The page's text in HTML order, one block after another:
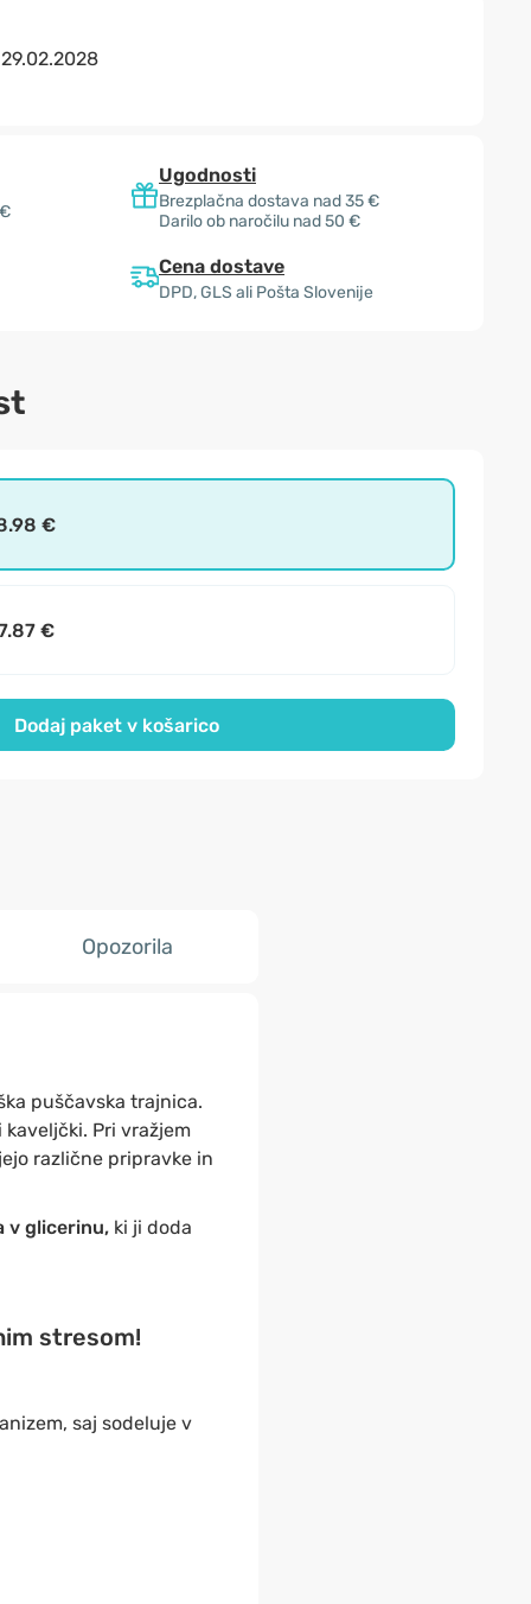
29.02.2028
Ugodnosti
Brezplačna dostava nad 35 €
Darilo ob naročilu nad 50 €
Cena dostave
DPD, GLS ali Pošta Slovenije
€
€
Dodaj paket v košarico
Opozorila
puščavska trajnica.
Pri vražjem
različne pripravke in
v glicerinu, ki ji doda
stresom!
saj sodeluje v